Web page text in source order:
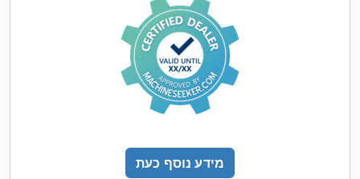
מידע נוסף כעת